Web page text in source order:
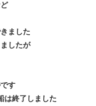
ました
したが
す
は終了しました